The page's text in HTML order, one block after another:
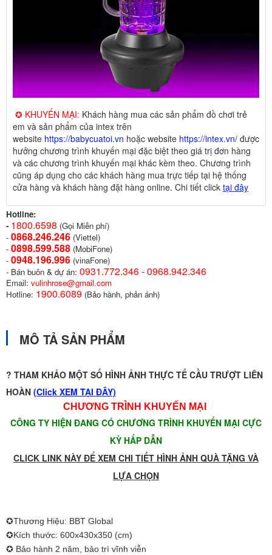
✪ KHUYẾN MẠI: Khách hàng mua các sản phẩm đồ chơi trẻ
em và sản phẩm của intex trên
website https://babycuatoi.vn hoặc website https://intex.vn/ được
hưởng chương trình khuyến mại đặc biệt theo giá trị đơn hàng
và các chương trình khuyến mại khác kèm theo. Chương trình
cũng áp dụng cho các khách hàng mua trực tiếp tại hệ thống
cửa hàng và khách hàng đặt hàng online. Chi tiết click tại đây
Hotline:
- 1800.6598 (Gọi Miễn phí)
- 0868.246.246 (Viettel)
- 0898.599.588 (MobiFone)
- 0948.196.996 (vinaFone)
- Bán buôn & dự án: 0931.772.346 - 0968.942.346
Email: vulinhrose@gmail.com
Hotline: 1900.6089 (Bảo hành, phản ánh)
MÔ TẢ SẢN PHẨM
? THAM KHẢO MỘT SỐ HÌNH ẢNH THỰC TẾ CẦU TRƯỢT LIÊN
HOÀN (Click XEM TẠI ĐÂY)
CHƯƠNG TRÌNH KHUYẾN MẠI
CÔNG TY HIỆN ĐANG CÓ CHƯƠNG TRÌNH KHUYẾN MẠI CỰC
KỲ HẤP DẪN
CLICK LINK NÀY ĐỂ XEM CHI TIẾT HÌNH ẢNH QUÀ TẶNG VÀ
LỰA CHỌN
✪Thương Hiệu: BBT Global
✪Kích thước: 600x430x350 (cm)
✪ Bảo hành 2 năm, bảo trì vĩnh viễn